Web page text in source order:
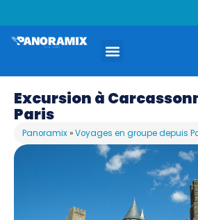
Excursion à
Paris
Panoramix»Voyages en groupe depuis